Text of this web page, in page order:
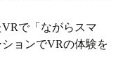
で「ながらスマ
ョンでVRの体験を